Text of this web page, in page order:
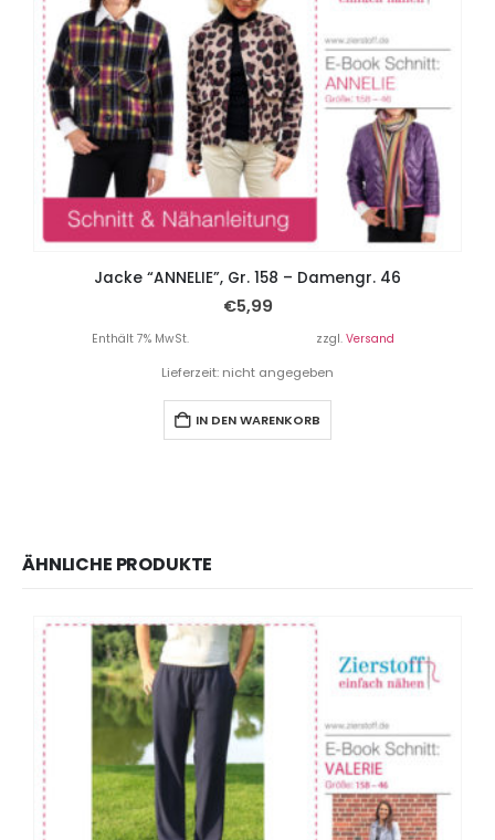
Jacke “ANNELIE”, Gr. 158 – Damengr. 46
€5,99
Enthält 7% MwSt. zzgl. Versand
Lieferzeit: nicht angegeben
IN DEN WARENKORB
ÄHNLICHE PRODUKTE